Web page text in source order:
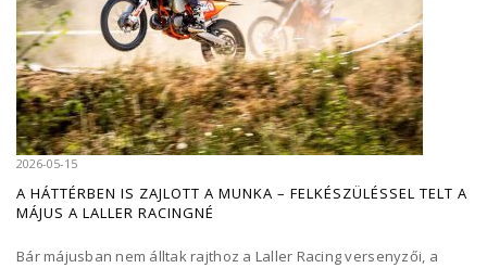
2026-05-15
A HÁTTÉRBEN IS ZAJLOTT A MUNKA – FELKÉSZÜLÉSSEL TELT A
MÁJUS A LALLER RACINGNÉ
Bár májusban nem álltak rajthoz a Laller Racing versenyzői, a